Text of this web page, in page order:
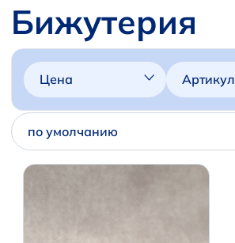
Бижутерия
Цена Артикул
по умолчанию